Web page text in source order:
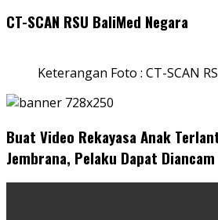
CT-SCAN RSU BaliMed Negara
Keterangan Foto : CT-SCAN
Buat Video Rekayasa Anak
Jembrana, Pelaku Dapat Diancam